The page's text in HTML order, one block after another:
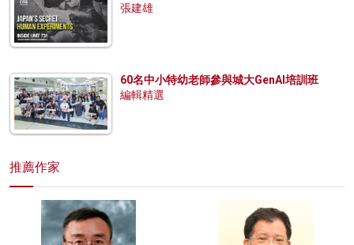
張建雄
60名中小特幼老師參與城大GenAI培訓班
編輯精選
推薦作家